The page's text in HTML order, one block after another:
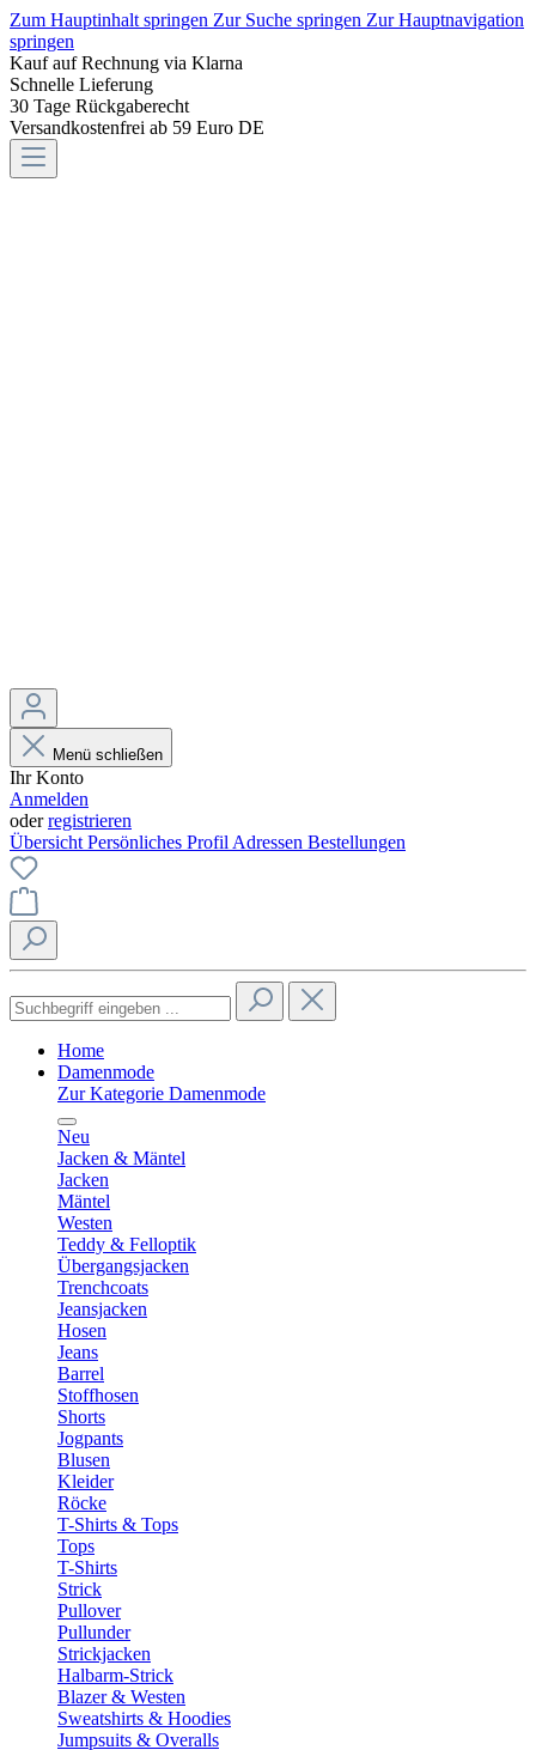
Zum Hauptinhalt springen Zur Suche springen Zur Hauptnavigation
springen
Kauf auf Rechnung via Klarna
Schnelle Lieferung
30 Tage Rückgaberecht
Versandkostenfrei ab 59 Euro DE
Menü schließen
Ihr Konto
Anmelden
oderregistrieren
Übersicht Persönliches Profil Adressen Bestellungen
Home
Damenmode
Zur Kategorie Damenmode
Neu
Jacken & Mäntel
Jacken
Mäntel
Westen
Teddy & Felloptik
Übergangsjacken
Trenchcoats
Jeansjacken
Hosen
Jeans
Barrel
Stoffhosen
Shorts
Jogpants
Blusen
Kleider
Röcke
T-Shirts & Tops
Tops
T-Shirts
Strick
Pullover
Pullunder
Strickjacken
Halbarm-Strick
Blazer & Westen
Sweatshirts & Hoodies
Jumpsuits & Overalls